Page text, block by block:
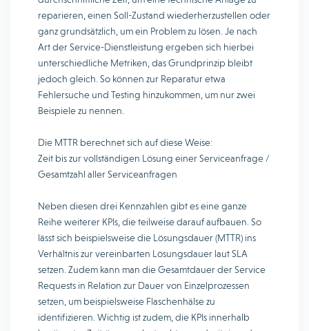
reparieren, einen Soll-Zustand wiederherzustellen oder
ganz grundsätzlich, um ein Problem zu lösen. Je nach
Art der Service-Dienstleistung ergeben sich hierbei
unterschiedliche Metriken, das Grundprinzip bleibt
jedoch gleich. So können zur Reparatur etwa
Fehlersuche und Testing hinzukommen, um nur zwei
Beispiele zu nennen.
Die MTTR berechnet sich auf diese Weise:
Zeit bis zur vollständigen Lösung einer Serviceanfrage /
Gesamtzahl aller Serviceanfragen
Neben diesen drei Kennzahlen gibt es eine ganze
Reihe weiterer KPIs, die teilweise darauf aufbauen. So
lässt sich beispielsweise die Lösungsdauer (MTTR) ins
Verhältnis zur vereinbarten Lösungsdauer laut SLA
setzen. Zudem kann man die Gesamtdauer der Service
Requests in Relation zur Dauer von Einzelprozessen
setzen, um beispielsweise Flaschenhälse zu
identifizieren. Wichtig ist zudem, die KPIs innerhalb